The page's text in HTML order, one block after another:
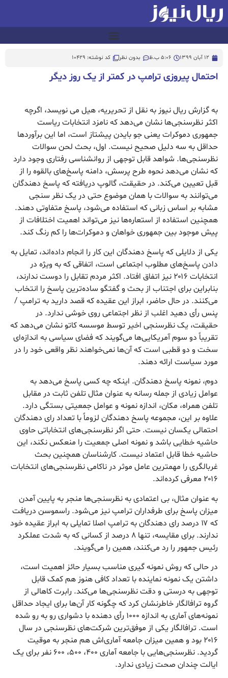
12 آبان 1399 5:06 ب.ظ بدون نظر کد نوشته: 10429
احتمال پیروزی ترامپ در کمتر از یک روز دیگر
به گزارش ریال نیوز به نقل از تحریریه، هیل می نویسد، اگرچه
اکثر نظرسنجی‌ها نشان می‌دهد که نامزد انتخابات ریاست
جمهوری دموکرات یعنی جو بایدن پیشتاز است، اما این برآوردها
حداقل به سه دلیل صحیح نیست. اول، بحث لحن سوالات
نظرسنجی‌ها. شواهد قابل توجهی از روانشناسی رفتاری وجود دارد
که نشان می‌دهد نحوه طرح پرسش، دامنه پاسخ‌های بالقوه را از
قبل تعیین می‌کند. در حقیقت، گالوپ دریافته که پاسخ دهندگان
می‌توانند به سوالات با همان موضوع حتی در یک نظر سنجی
مشابه بر اساس زبانی که استفاده می‌شود، پاسخ متفاوتی دهند.
همچنین استفاده از استعاره‌ها نیز می‌تواند اهمیت اختلافات از
پیش موجود بین جمهوری خواهان و دموکرات‌ها را کم رنگ کند.
یکی از دلایلی که پاسخ دهندگان این کار را انجام داده‌اند، تمایل به
دادن پاسخ‌های مطلوب اجتماعی است، اتفاقی که به ویژه در
انتخابات ۲۰۱۶ نیز اتفاق افتاد. اکثر مردم تقابل را دوست ندارند،
بنابراین برای اجتناب از بحث و گفتگو ساده‌ترین پاسخ را انتخاب
می‌کنند. در حال حاضر، ابراز این عقیده که قصد دارید به ترامپ /
پنس رأی دهید اغلب از نظر اجتماعی روی خوشی ندارد. در
حقیقت، یک نظرسنجی اخیر توسط موسسه کاتو نشان می‌دهد که
تقریباً دو سوم آمریکایی‌ها می‌گویند که فضای سیاسی به اندازه‌ای
سخت و دو قطبی است که آن‌ها نمی‌خواهند نظر واقعی خود را در
مورد سیاست ارائه دهند.
دوم، نمونه پاسخ دهندگان. اینکه چه کسی پاسخ می‌دهد به
عوامل زیادی از جمله رسانه به عنوان مثال تلفن ثابت در مقابل
تلفن همراه، مکان، اندازه نمونه و عوامل جمعیتی بستگی دارد.
علاوه بر این، مجموعه پاسخ دهندگان لزوماً با تعداد رای دهندگان
احتمالی یکسان نیست. حتی اگر نظرسنجی‌های انتخاباتی حاوی
حاشیه خطایی باشد و نمونه اصلی جمعیت را منعکس نکند، این
حاشیه خطا قابل اعتماد نیست. کارشناسان همچنین بحث
غربالگری را مهمترین عامل موثر در ناکامی نظرسنجی‌های انتخابات
۲۰۱۶ معرفی کرده‌اند.
به عنوان مثال، بی اعتمادی به نظرسنجی‌ها منجر به پایین آمدن
میزان پاسخ برای طرفداران ترامپ نیز می‌شود. راسموسن دریافت
که ۱۷ درصد رای دهندگان به ترامپ اصلا تمایلی به ابراز عقیده خود
ندارند. برای مقایسه، تنها ۸ درصد از کسانی که به شدت عملکرد
رئیس جمهور را رد می‌کنند، همین را می‌گویند.
در حالی که روش نمونه گیری مناسب بسیار حائز اهمیت است،
داشتن یک نمونه نماینده با تعداد کافی هنوز هم کمک قابل
توجهی به درستی و دقت نظرسنجی‌ها می‌کند. رابرت کاهالی از
گروه ترافالگار خاطرنشان کرد که چگونه کار آن‌ها برای ایجاد حداقل
نمونه‌های آماری به اندازه ۱۰۰۰ رأی دهنده با دشواری رو به رو شده
است. ترافالگار یکی از موفق‌ترین شرکت‌های نظرسنجی در سال
۲۰۱۶ بود و همین میزان جامعه آماری‌اش هم منجر به موقیت
گردید. نظرسنجی‌هایی با جامعه آماری ۴۰۰، ۵۰۰، ۶۰۰ نفر برای یک
ایالت چندان صحت زیادی ندارد.